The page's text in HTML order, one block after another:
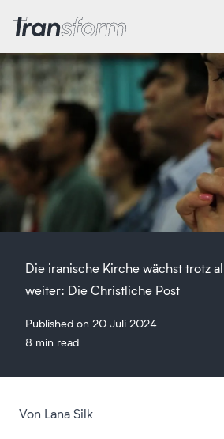
Transform Iran
Die iranische Kirche wächst trotz
weiter: Die Christliche Post
Published on 20 Juli 2024
8 min read
Von Lana Silk